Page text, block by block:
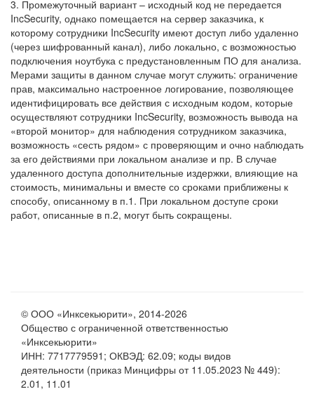
3. Промежуточный вариант – исходный код не передается
IncSecurity, однако помещается на сервер заказчика, к
которому сотрудники IncSecurity имеют доступ либо удаленно
(через шифрованный канал), либо локально, с возможностью
подключения ноутбука с предустановленным ПО для анализа.
Мерами защиты в данном случае могут служить: ограничение
прав, максимально настроенное логирование, позволяющее
идентифицировать все действия с исходным кодом, которые
осуществляют сотрудники IncSecurity, возможность вывода на
«второй монитор» для наблюдения сотрудником заказчика,
возможность «сесть рядом» с проверяющим и очно наблюдать
за его действиями при локальном анализе и пр. В случае
удаленного доступа дополнительные издержки, влияющие на
стоимость, минимальны и вместе со сроками приближены к
способу, описанному в п.1. При локальном доступе сроки
© ООО «Инксекьюрити», 2014-2026
Общество с ограниченной ответственностью
«Инксекьюрити»
ИНН: 7717779591; ОКВЭД: 62.09; коды видов
деятельности (приказ Минцифры от 11.05.2023 № 449):
2.01, 11.01